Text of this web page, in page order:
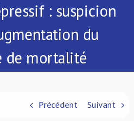
: suspicion
du
de mortalité
Précédent Suivant